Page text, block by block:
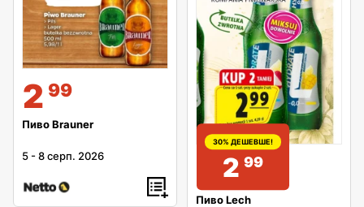
2 99
Пиво Brauner
5 -8 серп. 2026
30% ДЕШЕВШЕ!
2 99
Пиво Lech